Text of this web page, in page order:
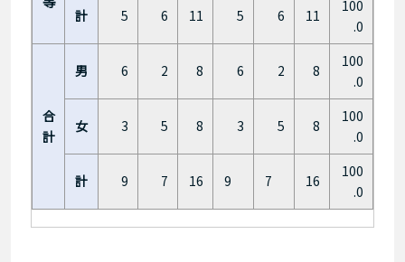
計 5 6 11 5 6 11
100
.0
合
計
男 6 2 8 6 2 8
100
.0
女 3 5 8 3 5 8
100
.0
計 9 7 16 9 7 16
100
.0